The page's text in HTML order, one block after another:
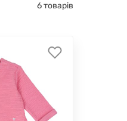
6 товарів